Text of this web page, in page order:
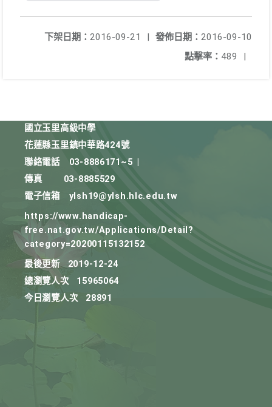
發佈日期： 2016-09-10
下架日期： 2016-09-21
|
點擊率： 489 |
國立玉里高級中學
花蓮縣玉里鎮中華路424號
聯絡電話
03-8886171~5
傳真
03-8885529
電子信箱
ylsh19@ylsh.hlc.edu.tw
https://www.handicap-
free.nat.gov.tw/Applications/Detail?
category=20200115132152
最後更新
2019-12-24
總瀏覽人次
15965064
今日瀏覽人次
28891